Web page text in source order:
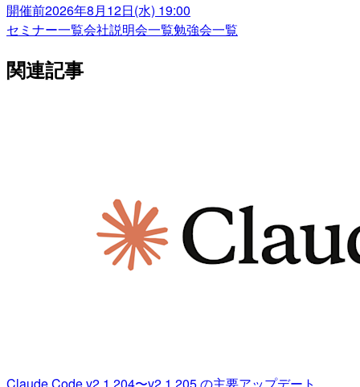
開催前2026年8月12日(水) 19:00
セミナー一覧会社説明会一覧勉強会一覧
関連記事